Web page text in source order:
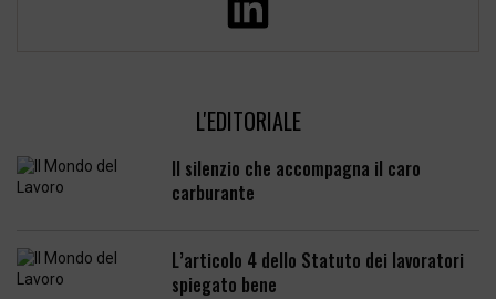
L'EDITORIALE
Il silenzio che accompagna il caro
carburante
L’articolo 4 dello Statuto dei lavoratori
spiegato bene